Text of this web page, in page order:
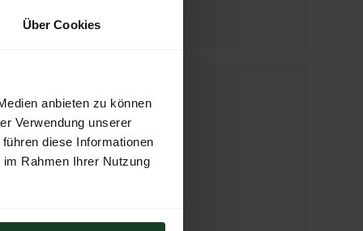
Über Cookies
anbieten zu können
Verwendung unserer
diese Informationen
Rahmen Ihrer Nutzung
https://www.oejv-bayern.de/
E-MAIL